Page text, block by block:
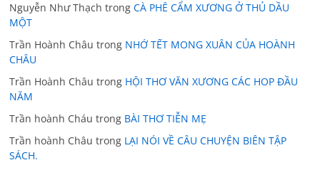
Nguyễn Như Thạch trongCÀ PHÊ CẨM XƯƠNG Ở THỦ DẦU
MỘT
Trần Hoành Châu trong NHỚ TẾT MONG XUÂN CỦA HOÀNH
CHÂU
Trần Hoành Châu trong HỘI THƠ VĂN XƯƠNG CÁC HOP ĐẦU
NĂM
Trần hoành Cháu trong BÀI THƠ TIỄN MẸ
Trần hoành Châu trong LẠI NÓI VỀ CÂU CHUYỆN BIÊN TẬP
SÁCH.